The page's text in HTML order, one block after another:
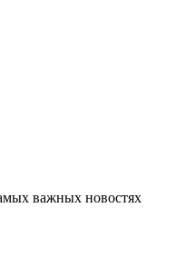
важных новостях